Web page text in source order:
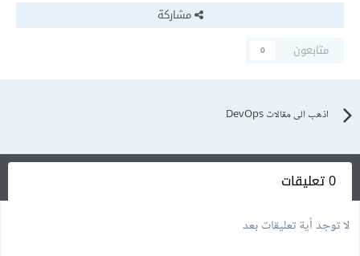
مشاركة
متابعون
0
اذهب الى مقالات DevOps
0 تعليقات
لا توجد أية تعليقات بعد